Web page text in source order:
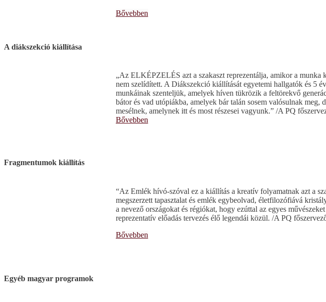
Bővebben
A diákszekció kiállítása
„Az ELKÉPZELÉS azt a szakaszt reprezentálja, amikor a munka
nem szelídített. A Diákszekció kiállítását egyetemi hallgatók és 5
munkáinak szenteljük, amelyek híven tükrözik a feltörekvő
bátor és vad utópiákba, amelyek bár talán sosem valósulnak meg,
mesélnek, amelynek itt és most részesei vagyunk.” /A PQ
Bővebben
Fragmentumok kiállítás
“Az Emlék hívó-szóval ez a kiállítás a kreatív folyamatnak azt a
megszerzett tapasztalat és emlék egybeolvad, életfilozófiává
a nevező országokat és régiókat, hogy ezúttal az egyes
reprezentatív előadás tervezés élő legendái közül. /A PQ
Bővebben
Egyéb magyar programok